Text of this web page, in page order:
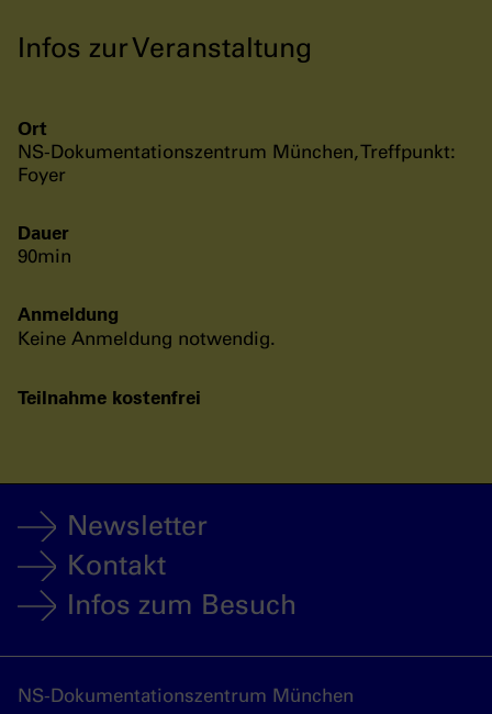
Infos zur Veranstaltung
Ort
NS-Dokumentationszentrum München, Treffpunkt:
Foyer
Dauer
90min
Anmeldung
Keine Anmeldung notwendig.
Teilnahme kostenfrei
Newsletter
Kontakt
Infos zum Besuch
NS-Dokumentationszentrum München